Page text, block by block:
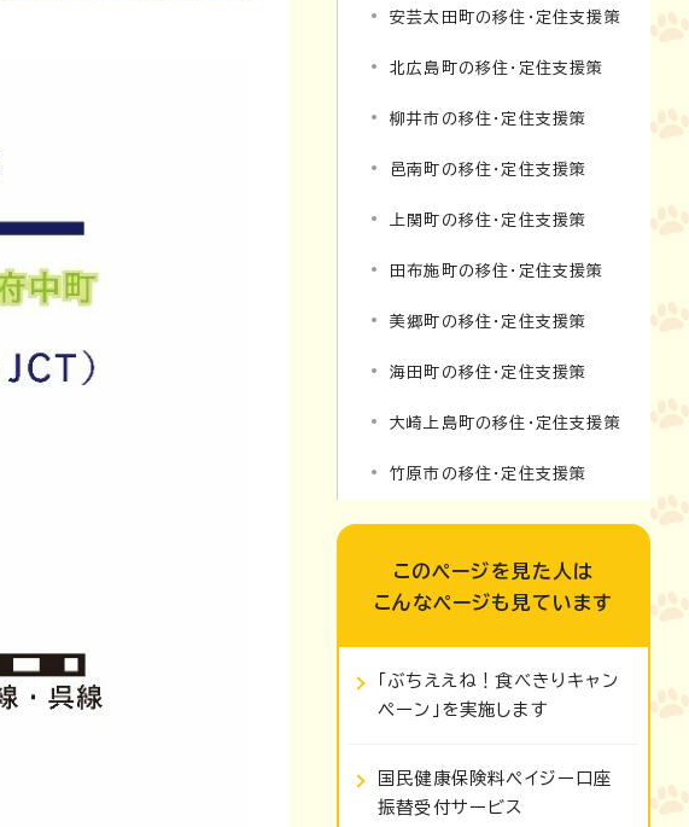
安芸太田町の移住・定住支援策
北広島町の移住・定住支援策
柳井市の移住・定住支援策
邑南町の移住・定住支援策
上関町の移住・定住支援策
田布施町の移住・定住支援策
美郷町の移住・定住支援策
海田町の移住・定住支援策
大崎上島町の移住・定住支援策
竹原市の移住・定住支援策
このページを見た人は
こんなページも見ています
「ぶちええね！食べきりキャン
ペーン」を実施します
国民健康保険料ペイジー口座
振替受付サービス